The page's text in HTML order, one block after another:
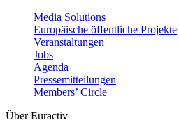
Media Solutions
Europäische öffentliche Projekte
Veranstaltungen
Jobs
Agenda
Pressemitteilungen
Members’ Circle
Über Euractiv